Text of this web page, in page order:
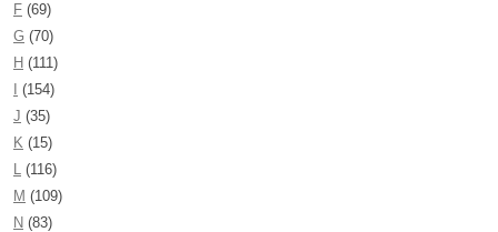
F (69)
G (70)
H (111)
(154)
J (35)
K (15)
L (116)
M (109)
N (83)